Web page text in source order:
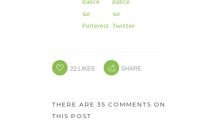
22 LIKES SHARE
THERE ARE 35 COMMENTS ON
THIS POST